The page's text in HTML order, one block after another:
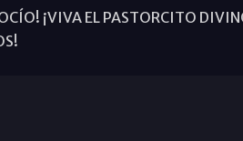
¡VIVA EL PASTORCITO